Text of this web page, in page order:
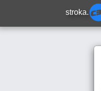
stroka.